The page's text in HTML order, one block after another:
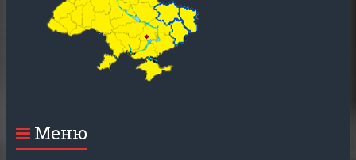
Меню